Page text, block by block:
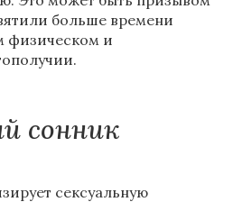
больше времени
физическом и
сонник
сексуальную